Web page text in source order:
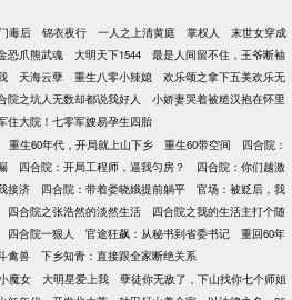
毒后 锦衣夜行 一人之上清黄庭 掌权人
末世女穿成
恐爪熊武魂 大明天下1544
最是人间留不住，王爷断袖
天海云孽 重生八零小辣媳
欢乐颂之拿下五美欢乐无
院之坑人无数却都说我好人
小娇妻哭着被糙汉抱在怀里
住大院！七零军嫂易孕生四胎
重生60年代，开局就上山下乡 重生60带空间
四合院：
四合院：开局工程师，逼我匀房？
四合院：你们越激
接济 四合院：带着娄晓娥提前躺平
官场：被贬后，我
四合院之张浩然的淡然生活
四合院之我的生活主打个随
四合院一狠人 官途狂飙：从秘书到省委书记
重回60年
禽兽 下乡知青：直接跟全家断绝关系
魔女 大明星爱上我
孽徒你无敌了，下山找你七个师姐